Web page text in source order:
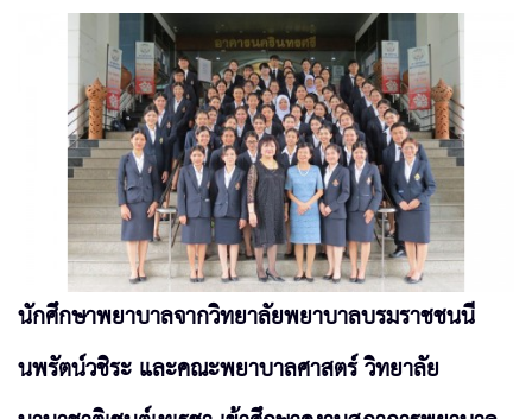
นักศึกษาพยาบาลจากวิทยาลัยพยาบาลบรมราชชนนี
นพรัตน์วชิระ และคณะพยาบาลศาสตร์ วิทยาลัย